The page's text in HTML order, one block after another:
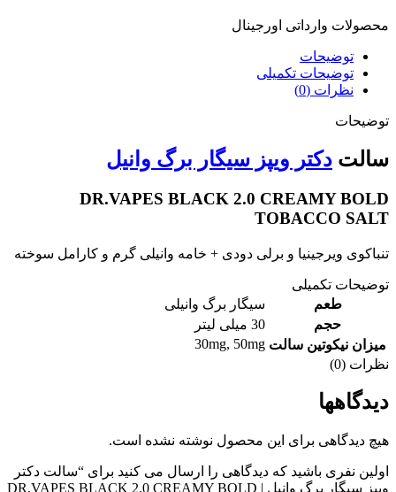
محصولات وارداتی اورجینال
توضیحات
توضیحات تکمیلی
نظرات (0)
توضیحات
سالت دکتر ویپز سیگار برگ وانیل
DR.VAPES BLACK 2.0 CREAMY BOLD
TOBACCO SALT
تنباکوی ویرجینیا و برلی دودی + خامه وانیلی گرم و کارامل سوخته
توضیحات تکمیلی
طعم
سیگار برگ وانیلی
حجم
30 میلی لیتر
میزان نیکوتین سالت
30mg, 50mg
نظرات (0)
دیدگاهها
هیچ دیدگاهی برای این محصول نوشته نشده است.
اولین نفری باشید که دیدگاهی را ارسال می کنید برای “سالت دکتر
ویپز سیگار برگ وانیل | DR.VAPES BLACK 2.0 CREAMY BOLD